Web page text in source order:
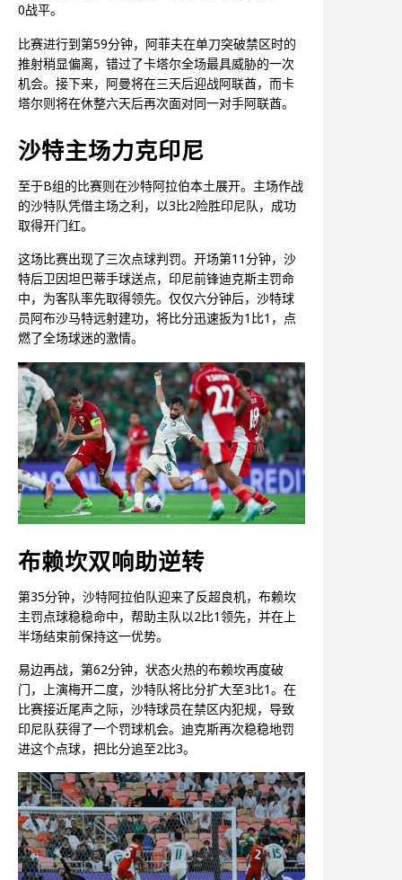
0战平。
比赛进行到第59分钟，阿菲夫在单刀突破禁区时的
推射稍显偏离，错过了卡塔尔全场最具威胁的一次
机会。接下来，阿曼将在三天后迎战阿联酋，而卡
塔尔则将在休整六天后再次面对同一对手阿联酋。
沙特主场力克印尼
至于B组的比赛则在沙特阿拉伯本土展开。主场作战
的沙特队凭借主场之利，以3比2险胜印尼队，成功
取得开门红。
这场比赛出现了三次点球判罚。开场第11分钟，沙
特后卫因坦巴蒂手球送点，印尼前锋迪克斯主罚命
中，为客队率先取得领先。仅仅六分钟后，沙特球
员阿布沙马特远射建功，将比分迅速扳为1比1，点
燃了全场球迷的激情。
布赖坎双响助逆转
第35分钟，沙特阿拉伯队迎来了反超良机，布赖坎
主罚点球稳稳命中，帮助主队以2比1领先，并在上
半场结束前保持这一优势。
易边再战，第62分钟，状态火热的布赖坎再度破
门，上演梅开二度，沙特队将比分扩大至3比1。在
比赛接近尾声之际，沙特球员在禁区内犯规，导致
印尼队获得了一个罚球机会。迪克斯再次稳稳地罚
进这个点球，把比分追至2比3。